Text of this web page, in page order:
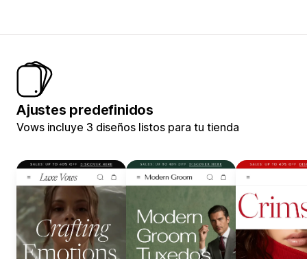
Ajustes predefinidos
Vows incluye 3 diseños listos para tu tienda